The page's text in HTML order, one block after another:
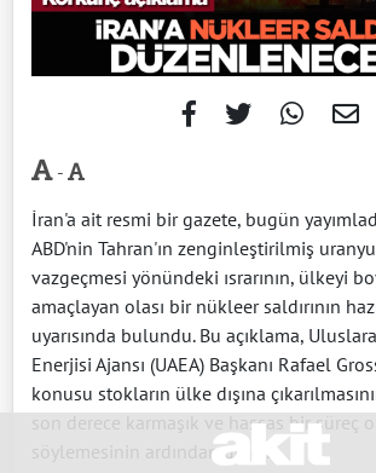
-
İran'a ait resmi bir gazete, bugün
ABD'nin Tahran'ın zenginleştirilmiş
vazgeçmesi yönündeki ısrarının, ülkeyi
amaçlayan olası bir nükleer saldırının
uyarısında bulundu. Bu açıklama,
Enerjisi Ajansı (UAEA) Başkanı Rafael
konusu stokların ülke dışına
son derece karmaşık ve hassas bir süreç
söylemesinin ardından geldi.